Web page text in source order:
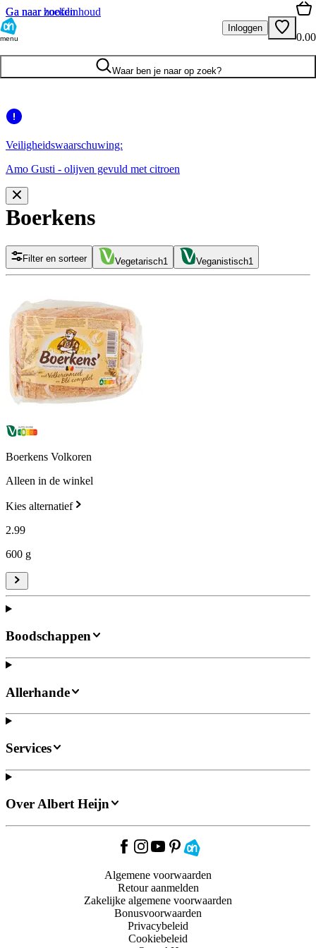
Ga naar hoofdinhoud
Ga naar zoeken
menu
Inloggen
0.00
Waar ben je naar op zoek?
Veiligheidswaarschuwing:
Amo Gusti - olijven gevuld met citroen
Boerkens
Filter en sorteer Vegetarisch1 Veganistisch1
Boerkens Volkoren
Alleen in de winkel
Kies alternatief
2.99
600 g
Boodschappen
Allerhande
Services
Over Albert Heijn
Algemene voorwaarden
Retour aanmelden
Zakelijke algemene voorwaarden
Bonusvoorwaarden
Privacybeleid
Cookiebeleid